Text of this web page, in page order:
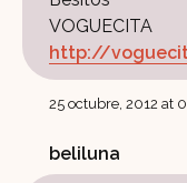
VOGUECITA
http://
25 octubre, 2012 at
beliluna